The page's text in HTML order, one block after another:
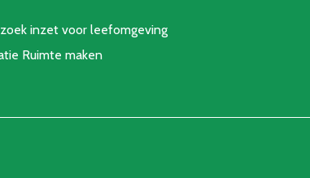
inzet voor leefomgeving
Ruimte maken